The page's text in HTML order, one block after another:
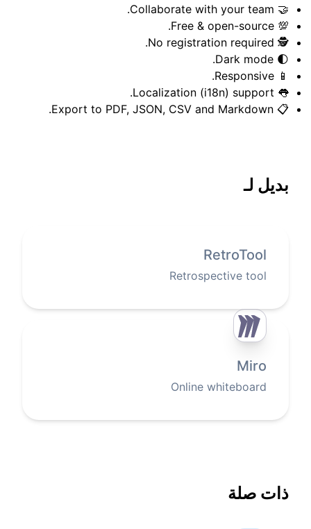
🤝 Collaborate with your team.
💯 Free & open-source.
🕵️ No registration required.
🌓 Dark mode.
📱 Responsive.
👅 Localization (i18n) support.
📋 Export to PDF, JSON, CSV and Markdown.
بديل لـ
RetroTool
Retrospective tool
Miro
Online whiteboard
ذات صلة